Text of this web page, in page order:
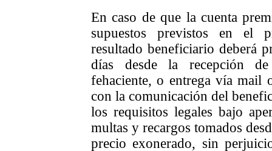
En caso de que la cuenta
supuestos previstos en el
resultado beneficiario deberá
días desdela recepción
fehaciente, o entrega vía mail
con la comunicación del
los requisitos legales bajo
multas y recargos tomados
precio exonerado, sin